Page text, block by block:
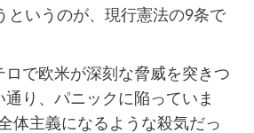
というのが、現行憲法の9条で
ロで欧米が深刻な脅威を突きつ
通り、パニックに陥っていま
体主義になるような殺気だっ